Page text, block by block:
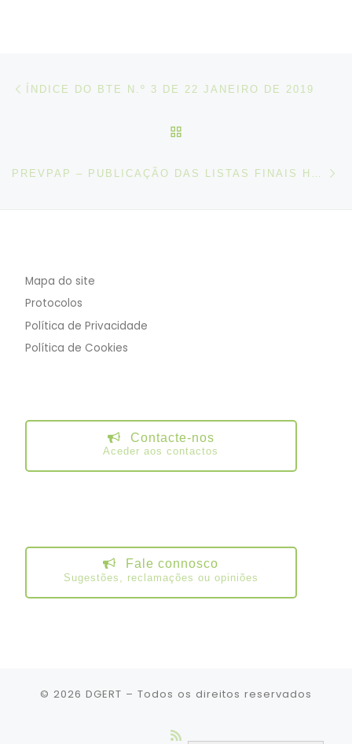
Post navigation
ÍNDICE DO BTE N.º 3 DE 22 JANEIRO DE 2019
Mapa do site
Protocolos
Política de Privacidade
Política de Cookies
Contacte-nos
Aceder aos contactos
Fale connosco
Sugestões, reclamações ou opiniões
© 2026 DGERT – Todos os direitos reservados